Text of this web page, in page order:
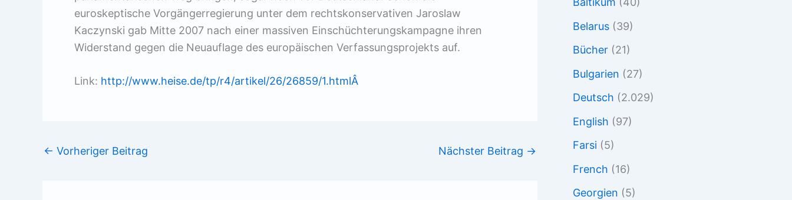
euroskeptische Vorgängerregierung unter dem rechtskonservativen Jaroslaw
Kaczynski gab Mitte 2007 nach einer massiven Einschüchterungskampagne ihren
Widerstand gegen die Neuauflage des europäischen Verfassungsprojekts auf.
Link: http://www.heise.de/tp/r4/artikel/26/26859/1.htmlÂ
← Vorheriger Beitrag Nächster Beitrag →
Belarus (39)
Bücher (21)
Bulgarien (27)
Deutsch (2.029)
English (97)
Farsi (5)
French (16)
Georgien (5)